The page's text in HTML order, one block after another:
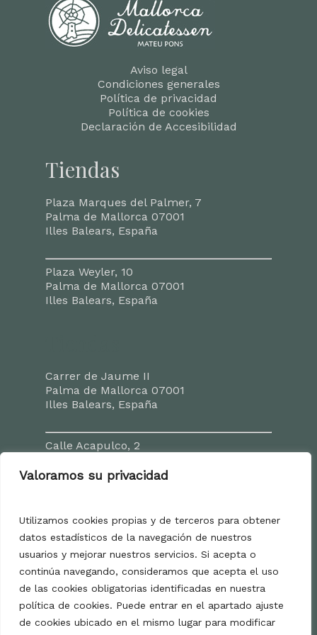
Valoramos su privacidad
Utilizamos cookies propias y de terceros para obtener
datos estadísticos de la navegación de nuestros
usuarios y mejorar nuestros servicios. Si acepta o
continúa navegando, consideramos que acepta el uso
de las cookies obligatorias identificadas en nuestra
política de cookies. Puede entrar en el apartado ajuste
de cookies ubicado en el mismo lugar para modificar
Aviso legal
Condiciones generales
Política de privacidad
Política de cookies
Declaración de Accesibilidad
Tiendas
Plaza Marques del Palmer, 7
Palma de Mallorca 07001
Illes Balears, España
Plaza Weyler, 10
Palma de Mallorca 07001
Illes Balears, España
Carrer de Jaume II
Palma de Mallorca 07001
Illes Balears, España
Calle Acapulco, 2
Illes Balears, España
Contacto
Directora comercial
(34) 667 511 174
comercial@mallorcadelicatessen.com